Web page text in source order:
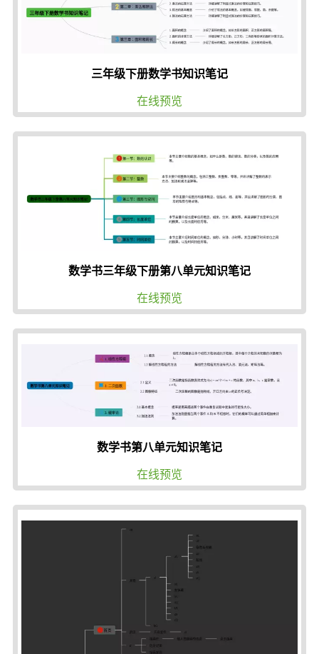
三年级下册数学书知识笔记
在线预览
数学书三年级下册第八单元知识笔记
在线预览
数学书第八单元知识笔记
在线预览